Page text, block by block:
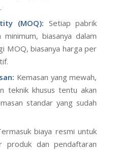
(MOQ): Setiap pabrik
minimum, biasanya dalam
MOQ, biasanya harga per
Kemasan yang mewah,
teknik khusus tentu akan
standar yang sudah
biaya resmi untuk
produk dan pendaftaran